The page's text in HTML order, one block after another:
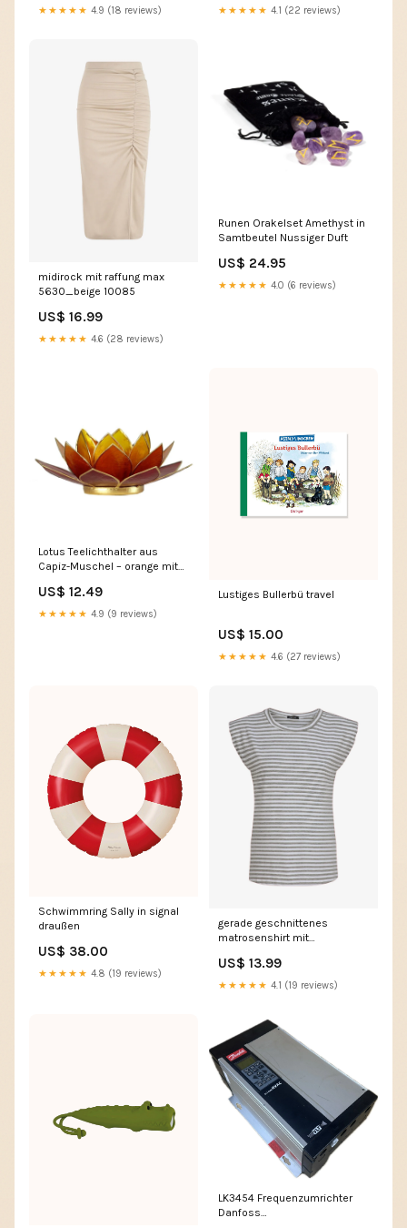
★★★★★ 4.9 (18 reviews) ★★★★★ 4.1 (22 reviews)
midirock mit raffung max
5630_beige 10085
US$ 16.99
★★★★★ 4.6 (28 reviews)
Runen Orakelset Amethyst in
Samtbeutel Nussiger Duft
US$ 24.95
★★★★★ 4.0 (6 reviews)
Lotus Teelichthalter aus
Capiz-Muschel – orange mit
US$ 12.49
★★★★★ 4.9 (9 reviews)
Lustiges Bullerbü travel
US$ 15.00
★★★★★ 4.6 (27 reviews)
Schwimmring Sally in signal
draußen
US$ 38.00
★★★★★ 4.8 (19 reviews)
gerade geschnittenes
matrosenshirt mit
563_hellgrau Taille:42 (XL)
US$ 13.99
★★★★★ 4.1 (19 reviews)
LK3454 Frequenzumrichter
Danfoss